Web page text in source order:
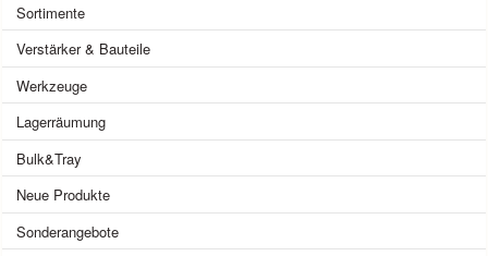
Sortimente
Verstärker & Bauteile
Werkzeuge
Lagerräumung
Bulk&Tray
Neue Produkte
Sonderangebote